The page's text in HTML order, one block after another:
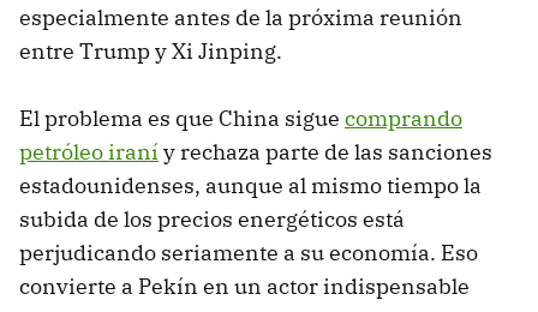
especialmente antes de la próxima reunión
entre Trump y Xi Jinping.
El problema es que China sigue comprando
petróleo iraní y rechaza parte de las sanciones
estadounidenses, aunque al mismo tiempo la
subida de los precios energéticos está
perjudicando seriamente a su economía. Eso
convierte a Pekín en un actor indispensable